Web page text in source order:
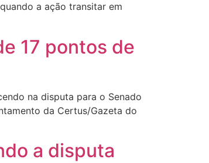
a ação transitar em
17 pontos de
na disputa para o Senado
da Certus/Gazeta do
a disputa